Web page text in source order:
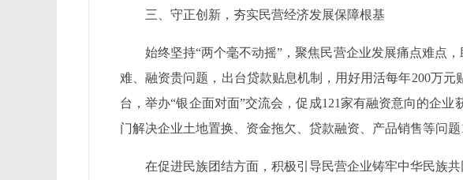
三、守正创新，夯实民营经济发展保障根基
始终坚持“两个毫不动摇”，聚焦民营企业发展痛点难点
难、融资贵问题，出台贷款贴息机制，用好用活每年200万
台，举办“银企面对面”交流会，促成121家有融资意向的企
门解决企业土地置换、资金拖欠、贷款融资、产品销售等问题
在促进民族团结方面，积极引导民营企业铸牢中华民族